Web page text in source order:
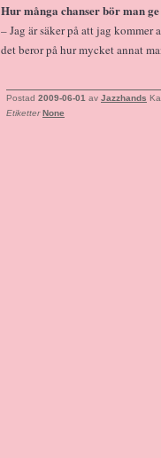
Hur många chanser bör man
– Jag är säker på att jag kommer
det beror på hur mycket annat
Postad 2009-06-01 av Jazzhands
Etiketter None